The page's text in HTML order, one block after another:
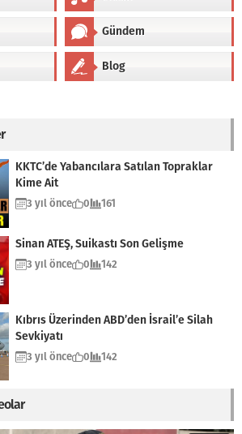
Gündem
Blog
KKTC’de Yabancılara Satılan Topraklar
Kime Ait
3 yıl önce 0 161
Sinan ATEŞ, Suikastı Son Gelişme
3 yıl önce 0 142
Kıbrıs Üzerinden ABD’den İsrail’e Silah
Sevkiyatı
3 yıl önce 0 142